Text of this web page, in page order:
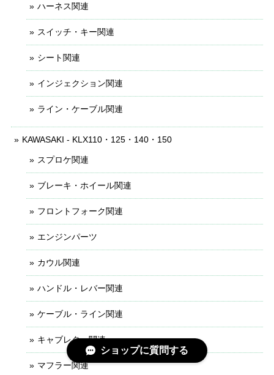
ハーネス関連
スイッチ・キー関連
シート関連
インジェクション関連
ライン・ケーブル関連
KAWASAKI - KLX110・125・140・150
スプロケ関連
ブレーキ・ホイール関連
フロントフォーク関連
エンジンパーツ
カウル関連
ハンドル・レバー関連
ケーブル・ライン関連
キャブレター関連
マフラー関連
ショップに質問する